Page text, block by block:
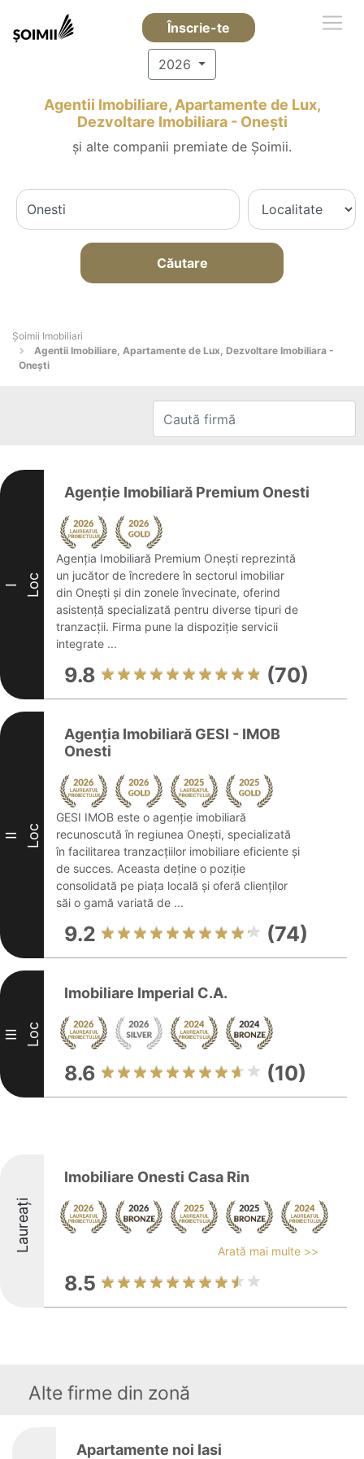
Înscrie-te
2026
Agentii Imobiliare, Apartamente de Lux,
Dezvoltare Imobiliara - Oneşti
și alte companii premiate de Șoimii.
Căutare
Șoimii Imobiliari
Agentii Imobiliare, Apartamente de Lux, Dezvoltare Imobiliara -
Oneşti
I Loc
Agenție Imobiliară Premium Onesti
Agenția Imobiliară Premium Onești reprezintă
un jucător de încredere în sectorul imobiliar
din Onești și din zonele învecinate, oferind
asistență specializată pentru diverse tipuri de
tranzacții. Firma pune la dispoziție servicii
integrate ...
9.8 (70)
II Loc
Agenția Imobiliară GESI - IMOB
Onesti
GESI IMOB este o agenție imobiliară
recunoscută în regiunea Onești, specializată
în facilitarea tranzacțiilor imobiliare eficiente și
de succes. Aceasta deține o poziție
consolidată pe piața locală și oferă clienților
săi o gamă variată de ...
9.2 (74)
III Loc
Imobiliare Imperial C.A.
8.6 (10)
Laureați
Imobiliare Onesti Casa Rin
Arată mai multe >>
8.5
Alte firme din zonă
Apartamente noi Iasi